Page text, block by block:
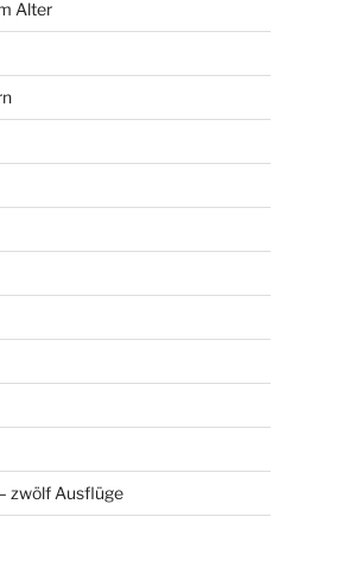
Alter
zwölf Ausflüge